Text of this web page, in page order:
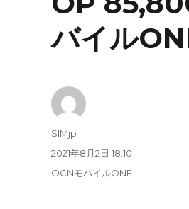
バイル
投
稿
SIMjp
投
稿
2021年8月2日 18:10
カ
OCNモバイルONE